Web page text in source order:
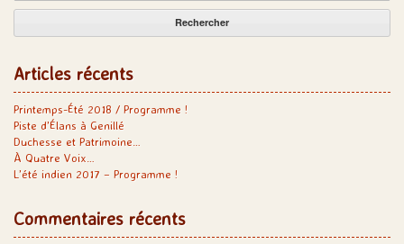
Articles récents
Printemps-Été 2018 / Programme !
Piste d’Élans à Genillé
Duchesse et Patrimoine…
À Quatre Voix…
L’été indien 2017 – Programme !
Commentaires récents